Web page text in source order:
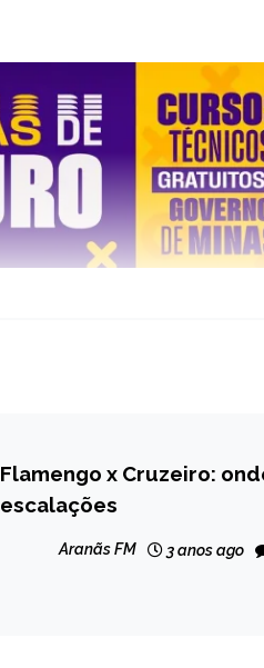
ESPORTES
Flamengo x Cruzeiro:
escalações
Aranãs FM 3 anos ago